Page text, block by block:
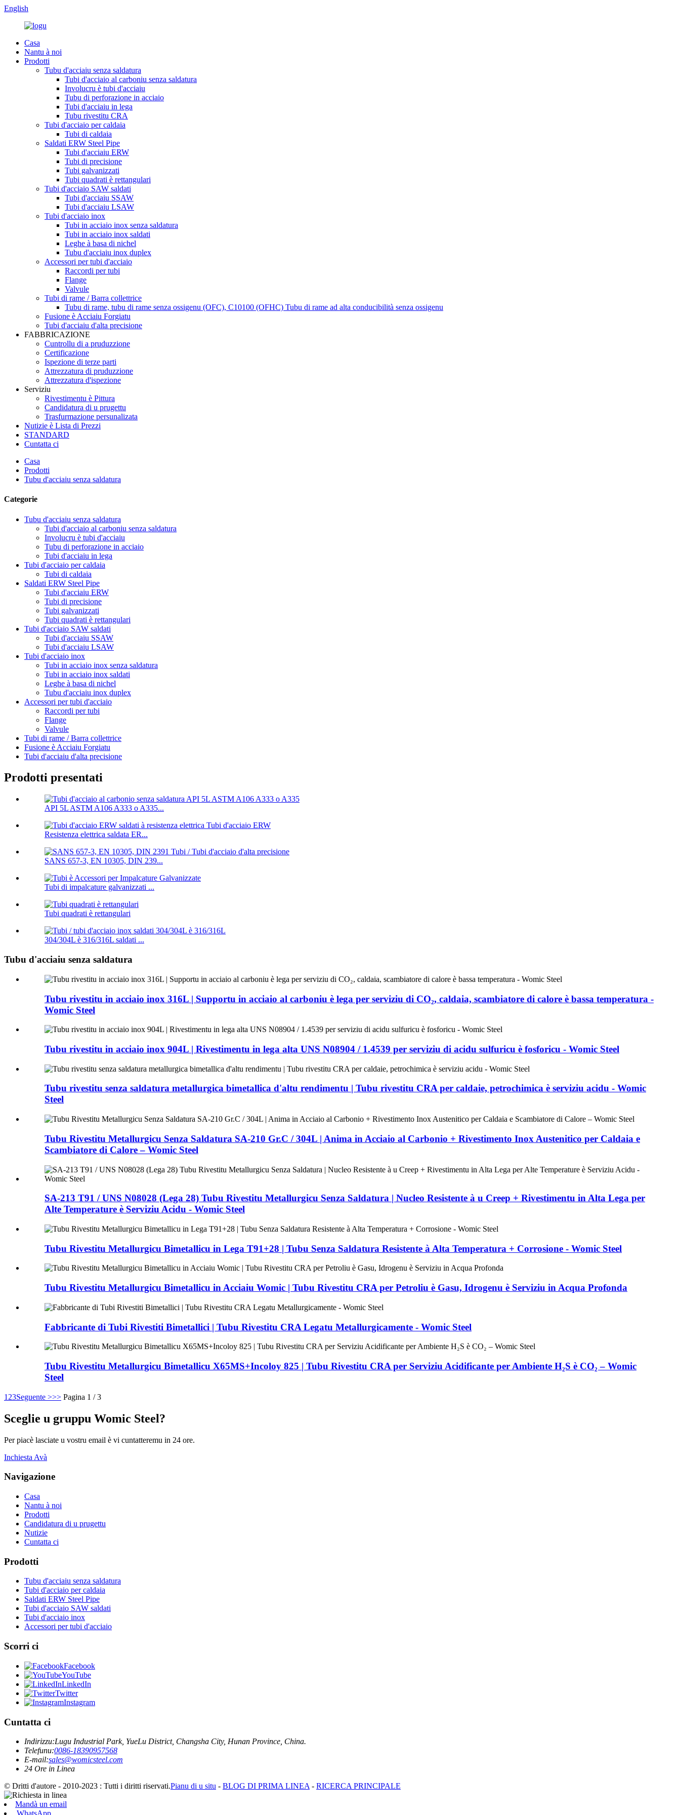
English
Casa
Nantu à noi
Prodotti
Tubu d'acciaiu senza saldatura
Tubi d'acciaio al carboniu senza saldatura
Involucru è tubi d'acciaiu
Tubu di perforazione in acciaio
Tubi d'acciaiu in lega
Tubu rivestitu CRA
Tubi d'acciaio per caldaia
Tubi di caldaia
Saldati ERW Steel Pipe
Tubi d'acciaiu ERW
Tubi di precisione
Tubi galvanizzati
Tubi quadrati è rettangulari
Tubi d'acciaio SAW saldati
Tubi d'acciaiu SSAW
Tubi d'acciaiu LSAW
Tubi d'acciaio inox
Tubi in acciaio inox senza saldatura
Tubi in acciaio inox saldati
Leghe à basa di nichel
Tubu d'acciaiu inox duplex
Accessori per tubi d'acciaio
Raccordi per tubi
Flange
Valvule
Tubi di rame / Barra collettrice
Tubu di rame, tubu di rame senza ossigenu (OFC), C10100 (OFHC) Tubu di rame ad alta conducibilità senza ossigenu
Fusione è Acciaiu Forgiatu
Tubi d'acciaiu d'alta precisione
FABBRICAZIONE
Cuntrollu di a pruduzzione
Certificazione
Ispezione di terze parti
Attrezzatura di pruduzzione
Attrezzatura d'ispezione
Serviziu
Rivestimentu è Pittura
Candidatura di u prugettu
Trasfurmazione persunalizata
Nutizie è Lista di Prezzi
STANDARD
Cuntatta ci
Casa
Prodotti
Tubu d'acciaiu senza saldatura
Categorie
Tubu d'acciaiu senza saldatura
Tubi d'acciaio al carboniu senza saldatura
Involucru è tubi d'acciaiu
Tubu di perforazione in acciaio
Tubi d'acciaiu in lega
Tubi d'acciaio per caldaia
Tubi di caldaia
Saldati ERW Steel Pipe
Tubi d'acciaiu ERW
Tubi di precisione
Tubi galvanizzati
Tubi quadrati è rettangulari
Tubi d'acciaio SAW saldati
Tubi d'acciaiu SSAW
Tubi d'acciaiu LSAW
Tubi d'acciaio inox
Tubi in acciaio inox senza saldatura
Tubi in acciaio inox saldati
Leghe à basa di nichel
Tubu d'acciaiu inox duplex
Accessori per tubi d'acciaio
Raccordi per tubi
Flange
Valvule
Tubi di rame / Barra collettrice
Fusione è Acciaiu Forgiatu
Tubi d'acciaiu d'alta precisione
Prodotti presentati
API 5L ASTM A106 A333 o A335...
Resistenza elettrica saldata ER...
SANS 657-3, EN 10305, DIN 239...
Tubi di impalcature galvanizzati ...
Tubi quadrati è rettangulari
304/304L è 316/316L saldati ...
Tubu d'acciaiu senza saldatura
Tubu rivestitu in acciaio inox 316L | Supportu in acciaio al carboniu è lega per serviziu di CO₂, caldaia, scambiatore di calore è bassa temperatura -
Womic Steel
Tubu rivestitu in acciaio inox 904L | Rivestimentu in lega alta UNS N08904 / 1.4539 per serviziu di acidu sulfuricu è fosforicu - Womic Steel
Tubu rivestitu senza saldatura metallurgica bimetallica d'altu rendimentu | Tubu rivestitu CRA per caldaie, petrochimica è serviziu acidu - Womic
Steel
Tubu Rivestitu Metallurgicu Senza Saldatura SA-210 Gr.C / 304L | Anima in Acciaio al Carbonio + Rivestimento Inox Austenitico per Caldaia e
Scambiatore di Calore – Womic Steel
SA-213 T91 / UNS N08028 (Lega 28) Tubu Rivestitu Metallurgicu Senza Saldatura | Nucleo Resistente à u Creep + Rivestimentu in Alta Lega per
Alte Temperature è Serviziu Acidu - Womic Steel
Tubu Rivestitu Metallurgicu Bimetallicu in Lega T91+28 | Tubu Senza Saldatura Resistente à Alta Temperatura + Corrosione - Womic Steel
Tubu Rivestitu Metallurgicu Bimetallicu in Acciaiu Womic | Tubu Rivestitu CRA per Petroliu è Gasu, Idrogenu è Serviziu in Acqua Profonda
Fabbricante di Tubi Rivestiti Bimetallici | Tubu Rivestitu CRA Legatu Metallurgicamente - Womic Steel
Tubu Rivestitu Metallurgicu Bimetallicu X65MS+Incoloy 825 | Tubu Rivestitu CRA per Serviziu Acidificante per Ambiente H₂S è CO₂ – Womic
Steel
1 23Seguente >>> Pagina 1 / 3
Sceglie u gruppu Womic Steel?
Per piacè lasciate u vostru email è vi cuntatteremu in 24 ore.
Inchiesta Avà
Navigazione
Casa
Nantu à noi
Prodotti
Candidatura di u prugettu
Nutizie
Cuntatta ci
Prodotti
Tubu d'acciaiu senza saldatura
Tubi d'acciaio per caldaia
Saldati ERW Steel Pipe
Tubi d'acciaio SAW saldati
Tubi d'acciaio inox
Accessori per tubi d'acciaio
Scorri ci
Facebook
YouTube
LinkedIn
Twitter
Instagram
Cuntatta ci
Indirizzu:Lugu Industrial Park, YueLu District, Changsha City, Hunan Province, China.
Telefunu:0086-18390957568
E-mail:sales@womicsteel.com
24 Ore in Linea
© Dritti d'autore - 2010-2023 : Tutti i diritti riservati.Pianu di u situ - BLOG DI PRIMA LINEA - RICERCA PRINCIPALE
Mandà un email